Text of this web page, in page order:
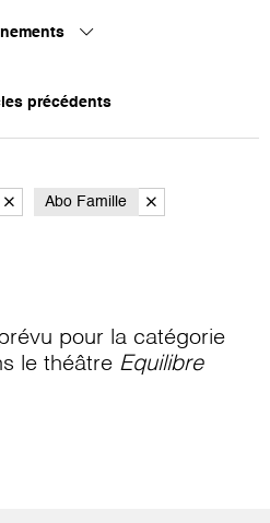
précédents
Abo Famille
pour la catégorie
le théâtre Equilibre